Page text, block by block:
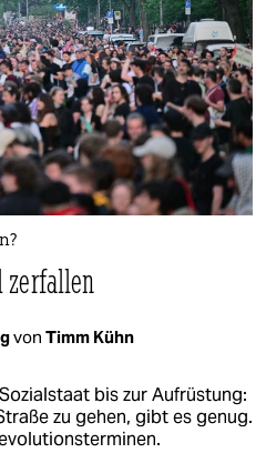
zerfallen
von Timm Kühn
bis zur Aufrüstung:
zu gehen, gibt es genug.